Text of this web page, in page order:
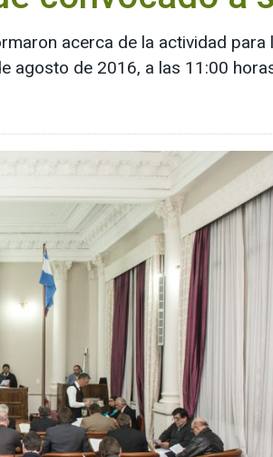
acerca de la actividad
agosto de 2016, a las 11:00